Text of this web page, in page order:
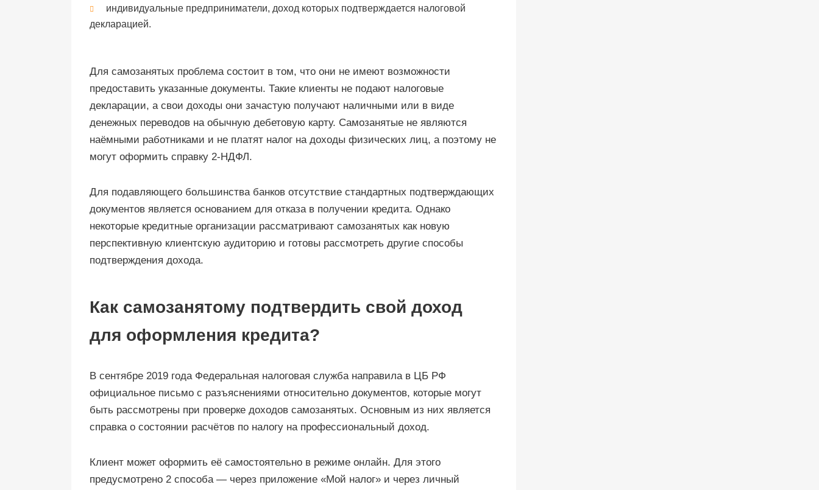
индивидуальные предприниматели, доход которых подтверждается налоговой
декларацией.
Для самозанятых проблема состоит в том, что они не имеют возможности
предоставить указанные документы. Такие клиенты не подают налоговые
декларации, а свои доходы они зачастую получают наличными или в виде
денежных переводов на обычную дебетовую карту. Самозанятые не являются
наёмными работниками и не платят налог на доходы физических лиц, а поэтому не
могут оформить справку 2-НДФЛ.
Для подавляющего большинства банков отсутствие стандартных подтверждающих
документов является основанием для отказа в получении кредита. Однако
некоторые кредитные организации рассматривают самозанятых как новую
перспективную клиентскую аудиторию и готовы рассмотреть другие способы
подтверждения дохода.
Как самозанятому подтвердить свой доход
для оформления кредита?
В сентябре 2019 года Федеральная налоговая служба направила в ЦБ РФ
официальное письмо с разъяснениями относительно документов, которые могут
быть рассмотрены при проверке доходов самозанятых. Основным из них является
справка о состоянии расчётов по налогу на профессиональный доход.
Клиент может оформить её самостоятельно в режиме онлайн. Для этого
предусмотрено 2 способа — через приложение «Мой налог» и через личный